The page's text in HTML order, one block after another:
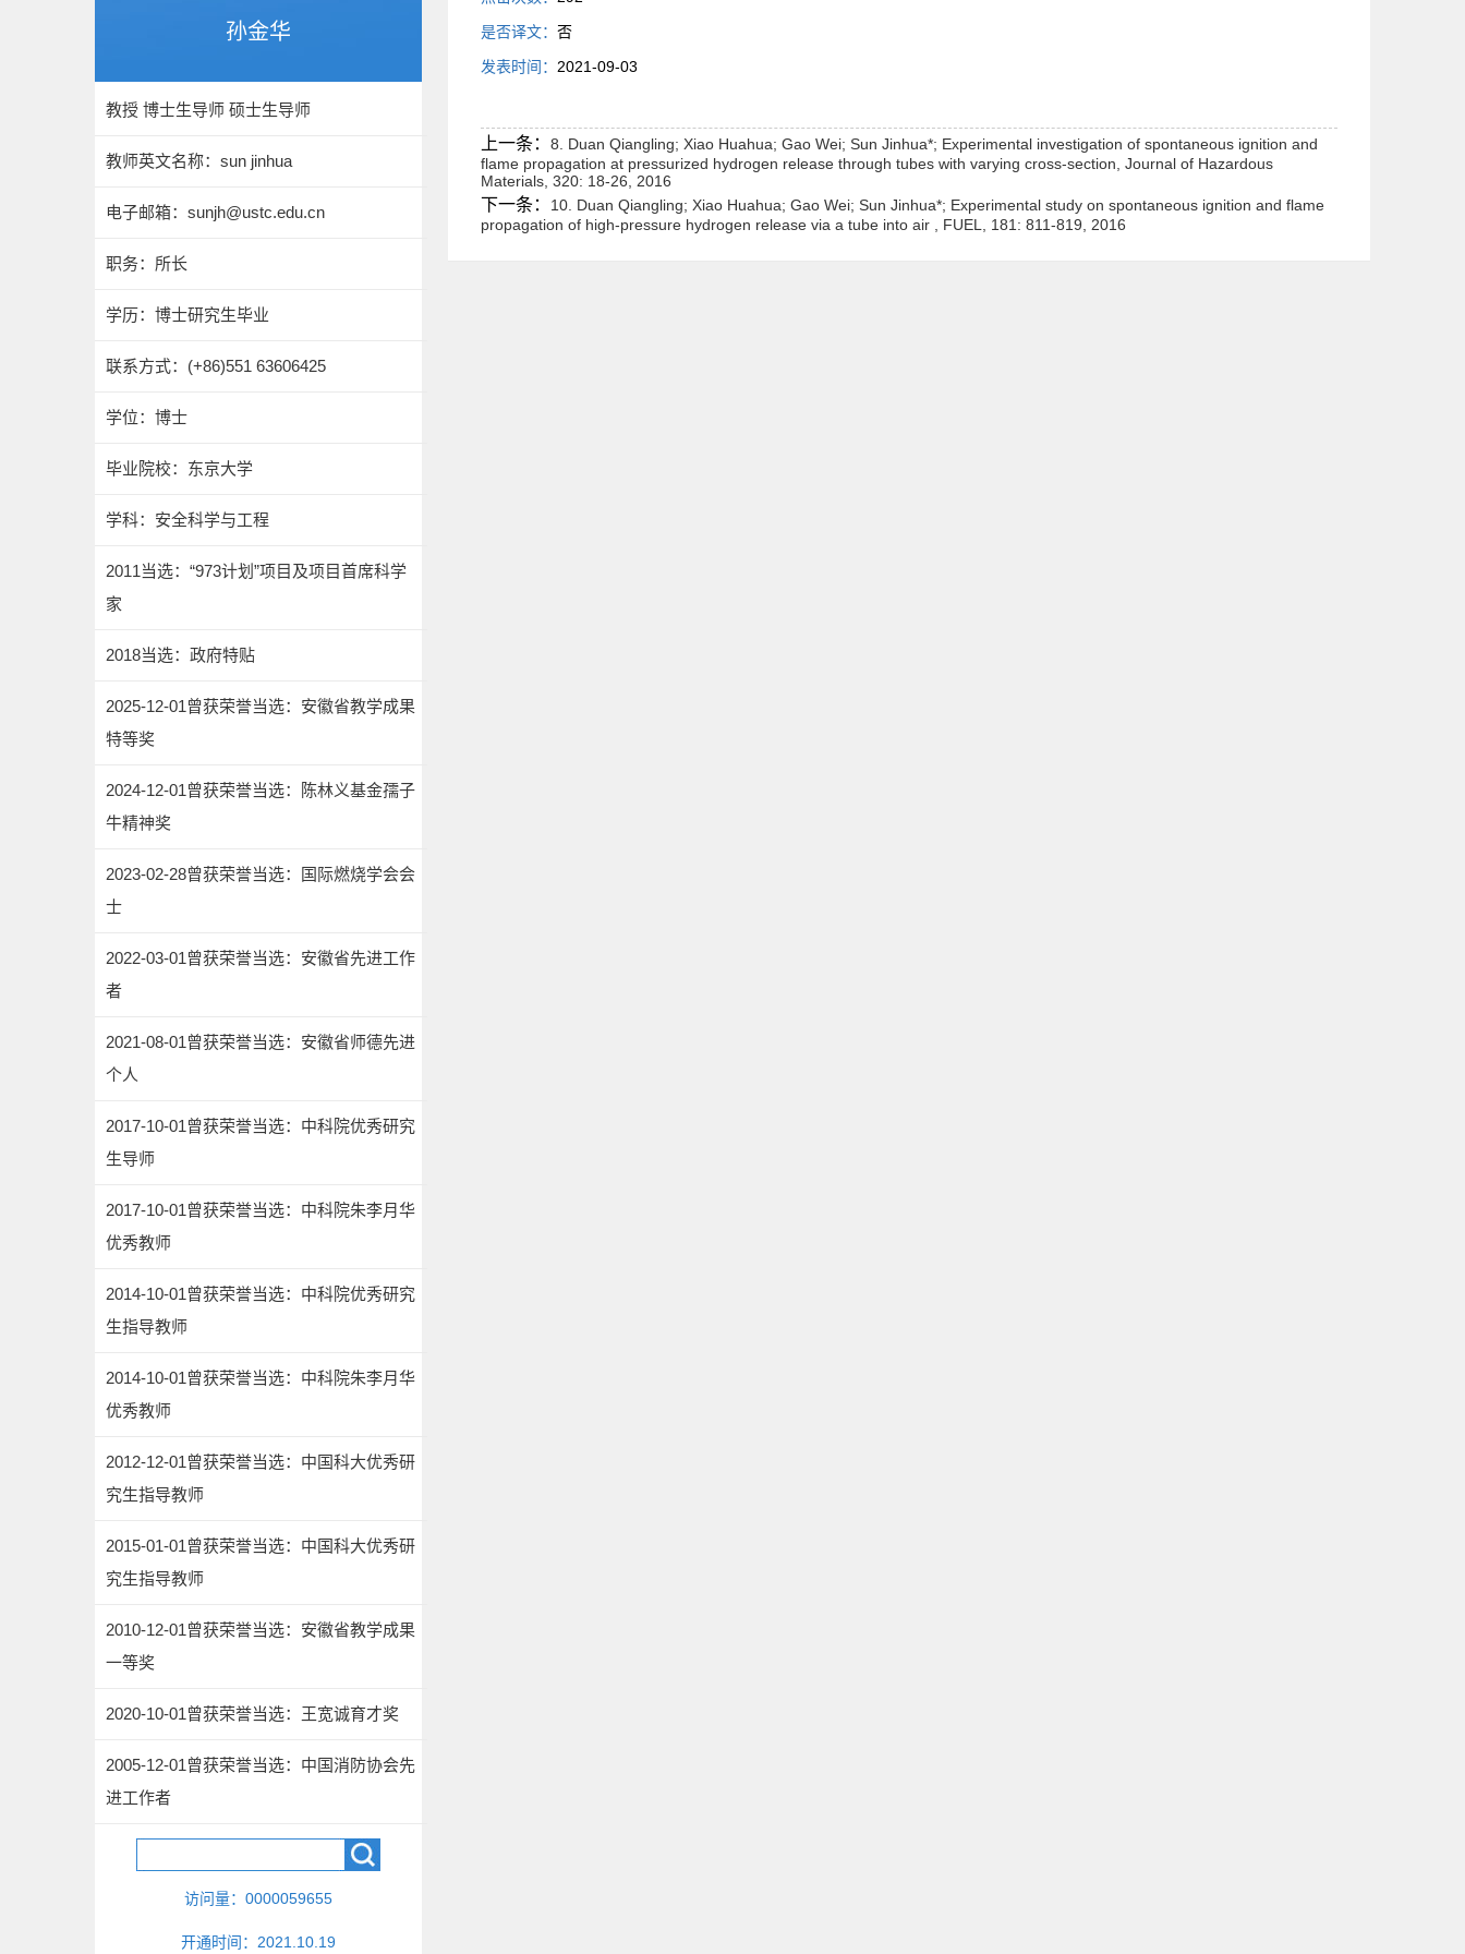
孙金华
教授 博士生导师 硕士生导师
教师英文名称：sun jinhua
电子邮箱： sunjh@ustc.edu.cn
职务：所长
学历：博士研究生毕业
联系方式：(+86)551 63606425
学位：博士
毕业院校：东京大学
学科：安全科学与工程
2011当选：“973计划”项目及项目首席科学
家
2018当选：政府特贴
2025-12-01曾获荣誉当选：安徽省教学成果
特等奖
2024-12-01曾获荣誉当选：陈林义基金孺子
牛精神奖
2023-02-28曾获荣誉当选：国际燃烧学会会
士
2022-03-01曾获荣誉当选：安徽省先进工作
者
2021-08-01曾获荣誉当选：安徽省师德先进
个人
2017-10-01曾获荣誉当选：中科院优秀研究
生导师
2017-10-01曾获荣誉当选：中科院朱李月华
优秀教师
2014-10-01曾获荣誉当选：中科院优秀研究
生指导教师
2014-10-01曾获荣誉当选：中科院朱李月华
优秀教师
2012-12-01曾获荣誉当选：中国科大优秀研
究生指导教师
2015-01-01曾获荣誉当选：中国科大优秀研
究生指导教师
2010-12-01曾获荣誉当选：安徽省教学成果
一等奖
2020-10-01曾获荣誉当选：王宽诚育才奖
2005-12-01曾获荣誉当选：中国消防协会先
进工作者
访问量： 0000059655
开通时间： 2021 10 19
是否译文： 否
发表时间： 2021-09-03
上一条： 8. Duan Qiangling; Xiao Huahua; Gao Wei; Sun Jinhua*; Experimental investigation of spontaneous ignition and
flame propagation at pressurized hydrogen release through tubes with varying cross-section, Journal of Hazardous
Materials, 320: 18-26, 2016
下一条：
10. Duan Qiangling; Xiao Huahua; Gao Wei; Sun Jinhua*; Experimental study on spontaneous ignition and flame
propagation of high-pressure hydrogen release via a tube into air , FUEL, 181: 811-819, 2016